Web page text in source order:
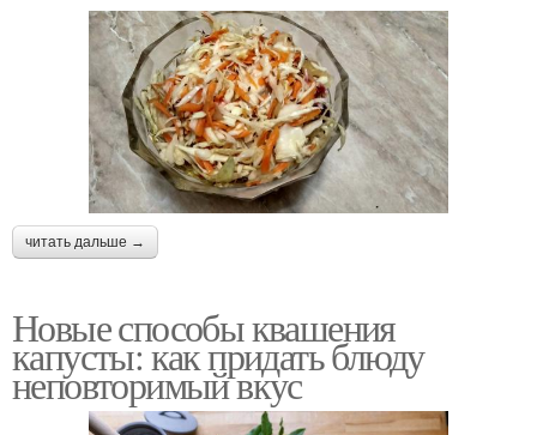
читать дальше →
Новые способы квашения
капусты: как придать блюду
неповторимый вкус